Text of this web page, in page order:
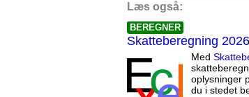
Læs også:
BEREGNER
Skatteberegning
Med
oplysninger
du i stedet